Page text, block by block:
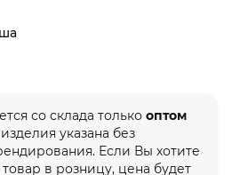
со склада только оптом
указана без
Если Вы хотите
в розницу, цена будет